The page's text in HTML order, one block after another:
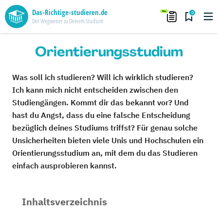
Das-Richtige-studieren.de
Der Wegweiser zu Deinem Studium
0
Orientierungsstudium
Was soll ich studieren? Will ich wirklich studieren?
Ich kann mich nicht entscheiden zwischen den
Studiengängen. Kommt dir das bekannt vor? Und
hast du Angst, dass du eine falsche Entscheidung
bezüglich deines Studiums triffst? Für genau solche
Unsicherheiten bieten viele Unis und Hochschulen ein
Orientierungsstudium an, mit dem du das Studieren
einfach ausprobieren kannst.
Inhaltsverzeichnis